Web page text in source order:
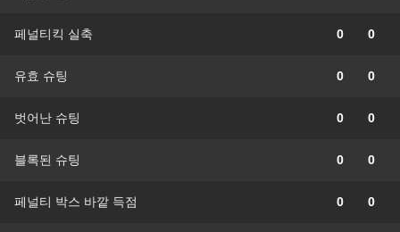
페널티킥 실축 0 0
유효 슈팅 0 0
벗어난 슈팅 0 0
블록된 슈팅 0 0
페널티 박스 바깥 득점 0 0